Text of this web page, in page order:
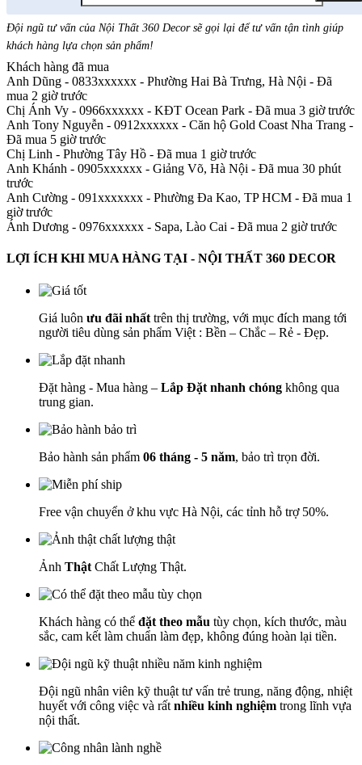
Đội ngũ tư vấn của Nội Thất 360 Decor sẽ gọi lại để tư vấn tận tình giúp
khách hàng lựa chọn sản phẩm!
Khách hàng đã mua
Anh Dũng - 0833xxxxxx - Phường Hai Bà Trưng, Hà Nội - Đã
mua 2 giờ trước
Chị Ánh Vy - 0966xxxxxx - KĐT Ocean Park - Đã mua 3 giờ trước
Anh Tony Nguyễn - 0912xxxxxx - Căn hộ Gold Coast Nha Trang -
Đã mua 5 giờ trước
Chị Linh - Phường Tây Hồ - Đã mua 1 giờ trước
Anh Khánh - 0905xxxxxx - Giảng Võ, Hà Nội - Đã mua 30 phút
trước
Anh Cường - 091xxxxxxx - Phường Đa Kao, TP HCM - Đã mua 1
giờ trước
Ánh Dương - 0976xxxxxx - Sapa, Lào Cai - Đã mua 2 giờ trước
LỢI ÍCH KHI MUA HÀNG TẠI - NỘI THẤT 360 DECOR
Giá luôn ưu đãi nhất trên thị trường, với mục đích mang tới
người tiêu dùng sản phẩm Việt : Bền – Chắc – Rẻ - Đẹp.
Đặt hàng - Mua hàng – Lắp Đặt nhanh chóng không qua
trung gian.
Bảo hành sản phẩm 06 tháng - 5 năm, bảo trì trọn đời.
Free vận chuyển ở khu vực Hà Nội, các tỉnh hỗ trợ 50%.
Ảnh Thật Chất Lượng Thật.
Khách hàng có thể đặt theo mẫu tùy chọn, kích thước, màu
sắc, cam kết làm chuẩn làm đẹp, không đúng hoàn lại tiền.
Đội ngũ nhân viên kỹ thuật tư vấn trẻ trung, năng động, nhiệt
huyết với công việc và rất nhiều kinh nghiệm trong lĩnh vựa
nội thất.